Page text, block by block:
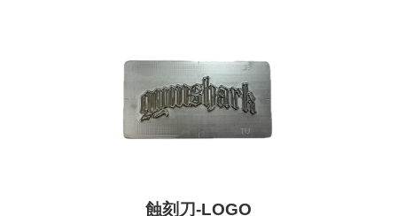
蝕刻刀-LOGO